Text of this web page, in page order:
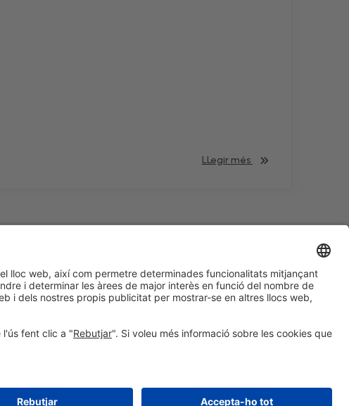
LLegir més
#HOSTELCO2028
a les xarxes socials
© 2026 Fira de Barcelona